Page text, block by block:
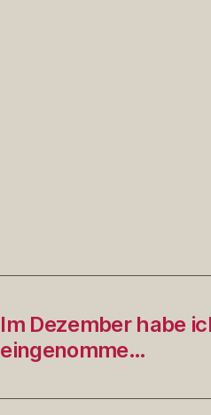
Im Dezember habe
eingenomme…